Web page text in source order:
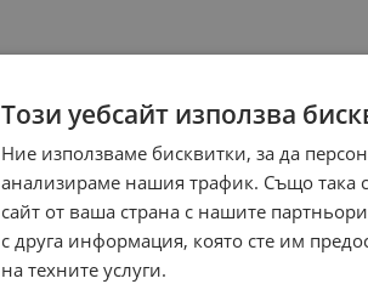
Този уебсайт използва
Ние използваме бисквитки, за да
анализираме нашия трафик. Също така
сайт от ваша страна с нашите
с друга информация, която сте им
на техните услуги.